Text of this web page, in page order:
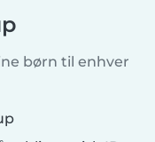
børn til enhver